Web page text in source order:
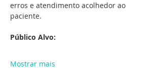
erros e atendimento acolhedor ao
paciente.
Público Alvo:
Mostrar mais